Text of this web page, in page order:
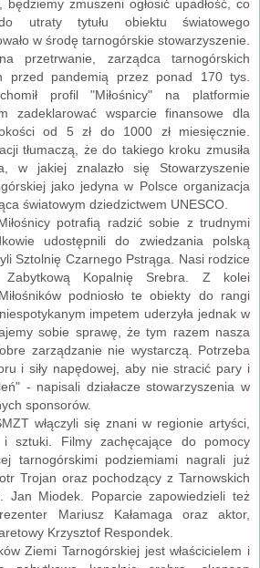
zmuszeni ogłosić upadłość, co
utraty tytułu obiektu światowego
w środę tarnogórskie stowarzyszenie.
przetrwanie, zarządca tarnogórskich
przed pandemią przez ponad 170 tys.
profil "Miłośnicy" na platformie
zadeklarować wsparcie finansowe dla
od 5 zł do 1000 zł miesięcznie.
tłumaczą, że do takiego kroku zmusiła
w jakiej znalazło się Stowarzyszenie
jako jedyna w Polsce organizacja
światowym dziedzictwem UNESCO.
potrafią radzić sobie z trudnymi
udostępnili do zwiedzania polską
Sztolnię Czarnego Pstrąga. Nasi rodzice
Zabytkową Kopalnię Srebra. Z kolei
podniosło te obiekty do rangi
impetem uderzyła jednak w
sobie sprawę, że tym razem nasza
zarządzanie nie wystarczą. Potrzeba
i siły napędowej, aby nie stracić pary i
- napisali działacze stowarzyszenia w
sponsorów.
włączyli się znani w regionie artyści,
sztuki. Filmy zachęcające do pomocy
tarnogórskimi podziemiami nagrali już
Trojan oraz pochodzący z Tarnowskich
Jan Miodek. Poparcie zapowiedzieli też
Mariusz Kałamaga oraz aktor,
Krzysztof Respondek.
Ziemi Tarnogórskiej jest właścicielem i